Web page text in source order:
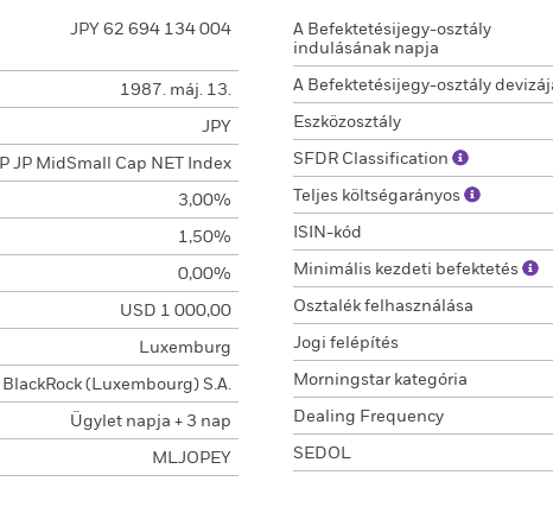
JPY 62 694 134 004
1987. máj. 13.
JPY
JP MidSmall Cap NET Index
3,00%
1,50%
0,00%
USD 1 000,00
Luxemburg
BlackRock (Luxembourg) S.A.
Ügylet napja + 3 nap
MLJOPEY
A Befektetésijegy-osztály
indulásának napja
A Befektetésijegy-osztály
Eszközosztály
SFDR Classification
Teljes költségarányos
ISIN-kód
Minimális kezdeti befektetés
Osztalék felhasználása
Jogi felépítés
Morningstar kategória
Dealing Frequency
SEDOL